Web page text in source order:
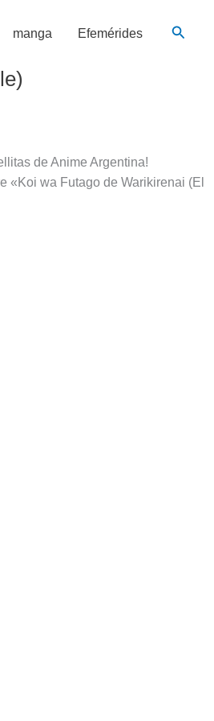
manga Efemérides
de Anime Argentina!
«Koi wa Futago de Warikirenai (El